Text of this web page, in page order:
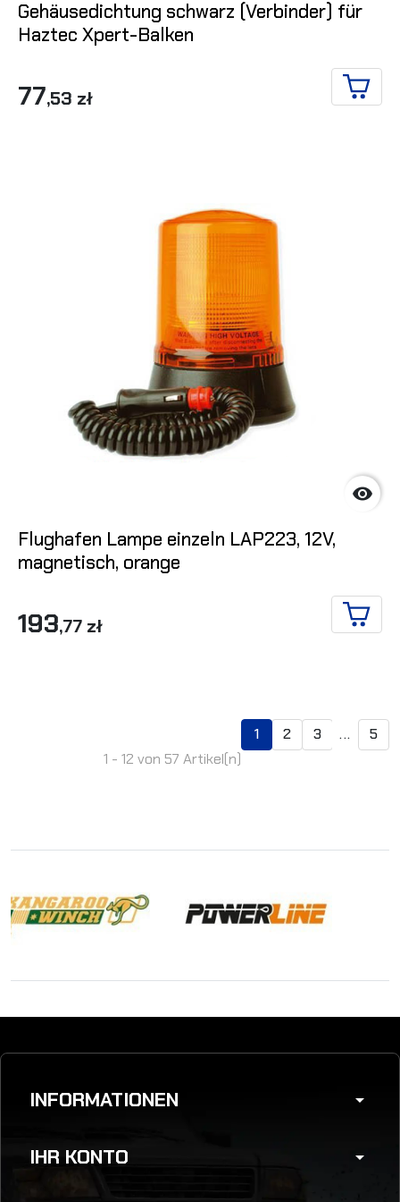
Gehäusedichtung schwarz (Verbinder) für
Haztec Xpert-Balken
77,53 zł IN

Flughafen Lampe einzeln LAP223, 12V,
magnetisch, orange
193,77 zł IN
1 - 12 von 57 Artikel(n)
1 2 3 ... 5
INFORMATIONEN arrow_drop_down
IHR KONTO arrow_drop_down